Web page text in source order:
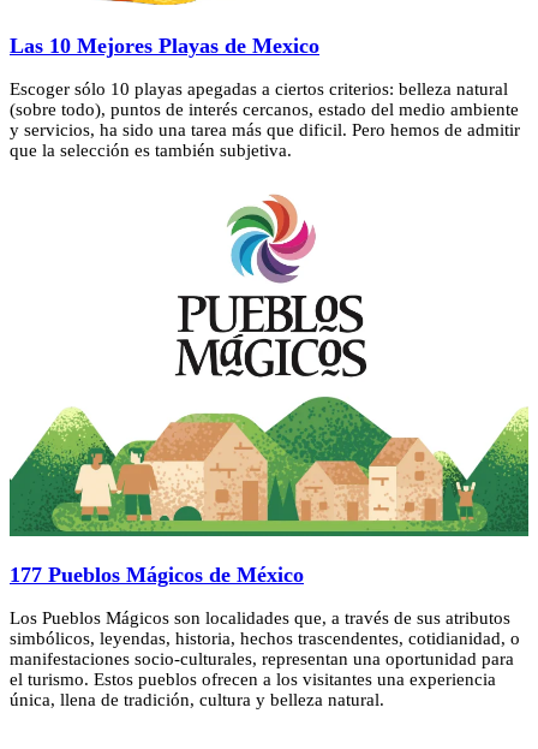
Las 10 Mejores Playas de Mexico
Escoger sólo 10 playas apegadas a ciertos criterios: belleza natural
(sobre todo), puntos de interés cercanos, estado del medio ambiente
y servicios, ha sido una tarea más que dificil. Pero hemos de admitir
que la selección es también subjetiva.
177 Pueblos Mágicos de México
Los Pueblos Mágicos son localidades que, a través de sus atributos
simbólicos, leyendas, historia, hechos trascendentes, cotidianidad, o
manifestaciones socio-culturales, representan una oportunidad para
el turismo. Estos pueblos ofrecen a los visitantes una experiencia
única, llena de tradición, cultura y belleza natural.